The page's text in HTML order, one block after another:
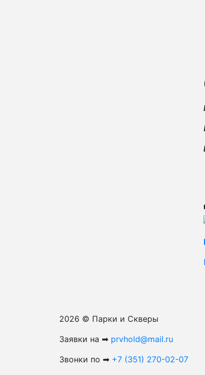
2026 © Парки и Скверы
Заявки на ➡ prvhold@mail.ru
Звонки по ➡ +7 (351) 270-02-07